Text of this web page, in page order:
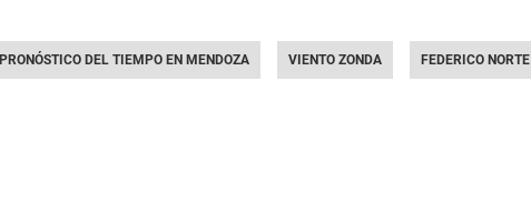
PRONÓSTICO DEL TIEMPO EN MENDOZA VIENTO ZONDA FEDERICO NORTE